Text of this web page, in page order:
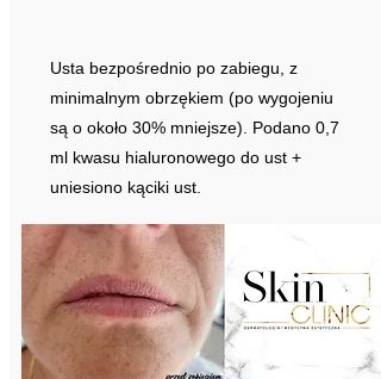
Usta bezpośrednio po zabiegu, z
minimalnym obrzękiem (po wygojeniu
są o około 30% mniejsze). Podano 0,7
ml kwasu hialuronowego do ust +
uniesiono kąciki ust.